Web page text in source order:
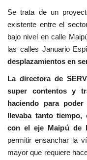
Se trata de un
existente entre el
bajo nivel en calle
las calles Januario
desplazamientos en
La directora de
super contentos y
haciendo para
llevaba tanto tiempo,
con el eje Maipú de
permitir ensanchar la
mayor que requiere